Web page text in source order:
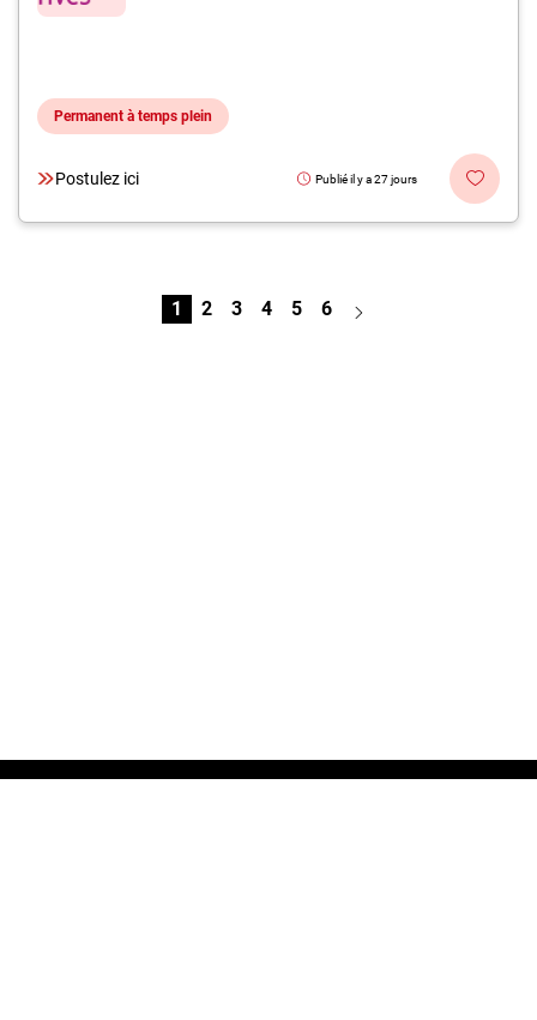
Permanent à temps plein
Postulez ici Publié il y a 27 jours
1 2 3 4 5 6